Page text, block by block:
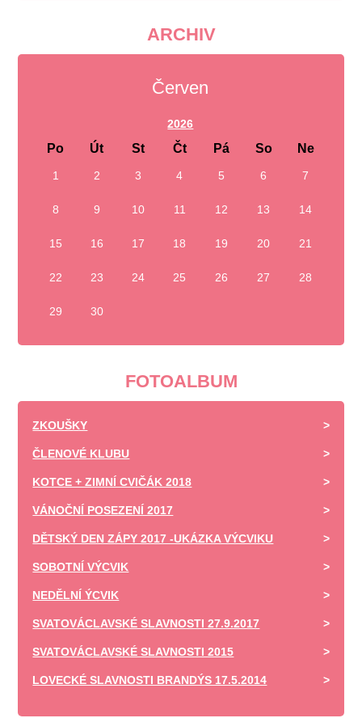
ARCHIV
Červen
2026
Po Út St Čt Pá So Ne
1 2 3 4 5 6 7
8 9 10 11 12 13 14
15 16 17 18 19 20 21
22 23 24 25 26 27 28
29 30
FOTOALBUM
ZKOUŠKY
ČLENOVÉ KLUBU
KOTCE + ZIMNÍ CVIČÁK 2018
VÁNOČNÍ POSEZENÍ 2017
DĚTSKÝ DEN ZÁPY 2017 -UKÁZKA VÝCVIKU
SOBOTNÍ VÝCVIK
NEDĚLNÍ ÝCVIK
SVATOVÁCLAVSKÉ SLAVNOSTI 27.9.2017
SVATOVÁCLAVSKÉ SLAVNOSTI 2015
LOVECKÉ SLAVNOSTI BRANDÝS 17.5.2014